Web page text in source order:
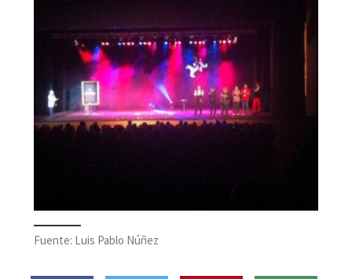
Fuente: Luis Pablo Núñez